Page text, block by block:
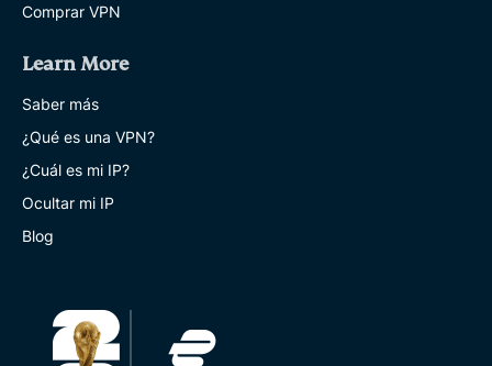
Comprar VPN
Learn More
Saber más
¿Qué es una VPN?
¿Cuál es mi IP?
Ocultar mi IP
Blog